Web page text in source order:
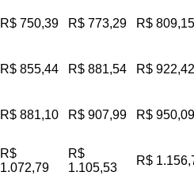
R$ 750,39 R$ 773,29 R$ 809,15
R$ 855,44 R$ 881,54 R$ 922,42
R$ 881,10 R$ 907,99 R$ 950,09
R$
1.072,79
R$
1.105,53
R$